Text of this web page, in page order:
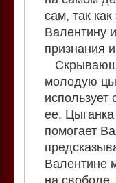
сам, так
Валентину
признания
молодую
использует
ее.
помогает
Валентине
на